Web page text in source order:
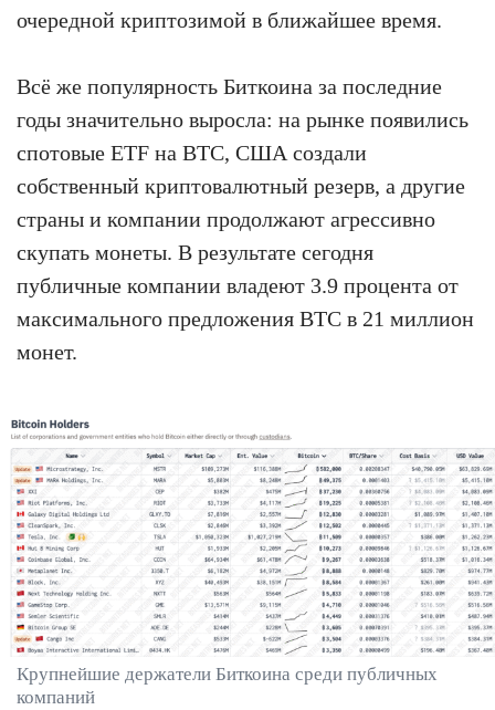
очередной криптозимой в ближайшее время.
Всё же популярность Биткоина за последние
годы значительно выросла: на рынке появились
спотовые ETF на BTC, США создали
собственный криптовалютный резерв, а другие
страны и компании продолжают агрессивно
скупать монеты. В результате сегодня
публичные компании владеют 3.9 процента от
максимального предложения BTC в 21 миллион
монет.
Крупнейшие держатели Биткоина среди публичных
компаний